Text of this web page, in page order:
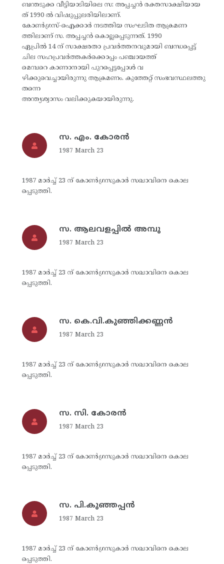
ബന്തടുക്ക വീട്ടിയാടിയിലെ സ: അപ്പച്ചന്‍ രക്തസാക്ഷിയായ
ത് 1990 ല്‍ വിഷുപ്പുലരിയിലാണ്.
കോണ്‍ഗ്രസ്-ഐക്കാര്‍ നടത്തിയ സംഘടിത ആക്രമണ
ത്തിലാണ് സ. അപ്പച്ചന്‍ കൊല്ലപ്പെടുന്നത്. 1990
ഏപ്രില്‍ 14 ന് സാക്ഷരതാ പ്രവര്‍ത്തനവുമായി ബന്ധപ്പെട്ട്
ചില സഹപ്രവര്‍ത്തകര്‍ക്കൊപ്പം പഞ്ചായത്ത്
മെമ്പറെ കാണാനായി പുറപ്പെട്ടപ്പോള്‍ വ
ഴിക്കുവെച്ചായിരുന്നു ആക്രമണം. കുത്തേറ്റ് സംഭവസ്ഥലത്തു
തന്നെ
അന്ത്യശ്വാസം വലിക്കുകയായിരുന്നു.
സ. എം. കോരന്‍
1987 March 23
1987 മാര്‍ച്ച് 23 ന് കോണ്‍ഗ്രസുകാര്‍ സഖാവിനെ കൊല
പ്പെടുത്തി.
സ. ആലവളപ്പില്‍ അമ്പു
1987 March 23
1987 മാര്‍ച്ച് 23 ന് കോണ്‍ഗ്രസുകാര്‍ സഖാവിനെ കൊല
പ്പെടുത്തി.
സ. കെ.വി.കുഞ്ഞിക്കണ്ണന്‍
1987 March 23
1987 മാര്‍ച്ച് 23 ന് കോണ്‍ഗ്രസുകാര്‍ സഖാവിനെ കൊല
പ്പെടുത്തി.
സ. സി. കോരന്‍
1987 March 23
1987 മാര്‍ച്ച് 23 ന് കോണ്‍ഗ്രസുകാര്‍ സഖാവിനെ കൊല
പ്പെടുത്തി.
സ. പി.കുഞ്ഞപ്പന്‍
1987 March 23
1987 മാര്‍ച്ച് 23 ന് കോണ്‍ഗ്രസുകാര്‍ സഖാവിനെ കൊല
പ്പെടുത്തി.